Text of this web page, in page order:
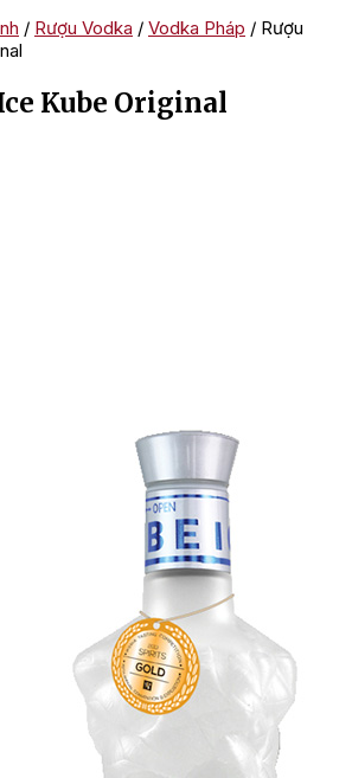
/ Rượu Vodka / Vodka Pháp / Rượu
Kube Original